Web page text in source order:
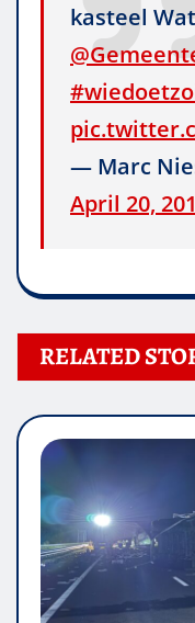
kasteel
— Marc
April 20,
RELATED